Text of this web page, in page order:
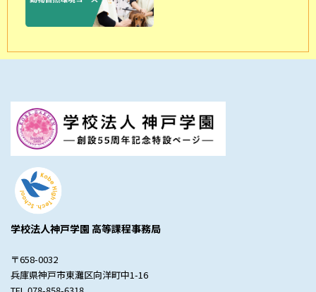
学校法人神戸学園 高等課程事務局
〒658-0032
兵庫県神戸市東灘区向洋町中1-16